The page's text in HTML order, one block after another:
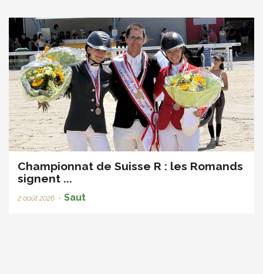
Championnat de Suisse R : les Romands
signent ...
2 août 2026 • Saut